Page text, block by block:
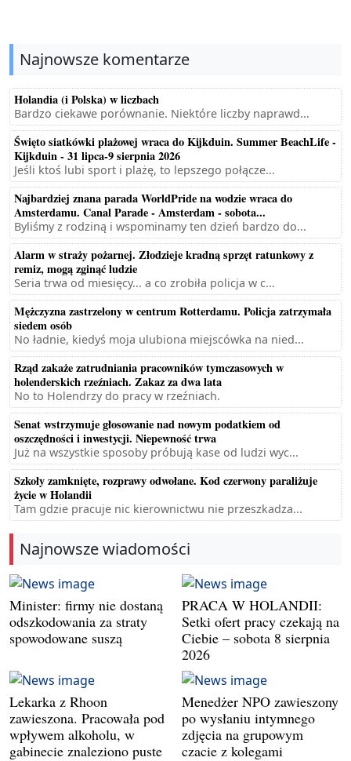
Najnowsze komentarze
Holandia (i Polska) w liczbach
Bardzo ciekawe porównanie. Niektóre liczby naprawd...
Święto siatkówki plażowej wraca do Kijkduin. Summer BeachLife -
Kijkduin - 31 lipca-9 sierpnia 2026
Jeśli ktoś lubi sport i plażę, to lepszego połącze...
Najbardziej znana parada WorldPride na wodzie wraca do
Amsterdamu. Canal Parade - Amsterdam - sobota...
Byliśmy z rodziną i wspominamy ten dzień bardzo do...
Alarm w straży pożarnej. Złodzieje kradną sprzęt ratunkowy z
remiz, mogą zginąć ludzie
Seria trwa od miesięcy... a co zrobiła policja w c...
Mężczyzna zastrzelony w centrum Rotterdamu. Policja zatrzymała
siedem osób
No ładnie, kiedyś moja ulubiona miejscówka na nied...
Rząd zakaże zatrudniania pracowników tymczasowych w
holenderskich rzeźniach. Zakaz za dwa lata
No to Holendrzy do pracy w rzeźniach.
Senat wstrzymuje głosowanie nad nowym podatkiem od
oszczędności i inwestycji. Niepewność trwa
Już na wszystkie sposoby próbują kase od ludzi wyc...
Szkoły zamknięte, rozprawy odwołane. Kod czerwony paraliżuje
życie w Holandii
Tam gdzie pracuje nic kierownictwu nie przeszkadza...
Najnowsze wiadomości
Minister: firmy nie dostaną
odszkodowania za straty
spowodowane suszą
PRACA W HOLANDII:
Setki ofert pracy czekają na
Ciebie – sobota 8 sierpnia
2026
Lekarka z Rhoon
zawieszona. Pracowała pod
wpływem alkoholu, w
gabinecie znaleziono puste
Menedżer NPO zawieszony
po wysłaniu intymnego
zdjęcia na grupowym
czacie z kolegami